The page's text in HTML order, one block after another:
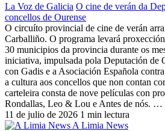
La Voz de Galicia O cine de verán da
concellos de Ourense
O circuíto provincial de cine de verán
Carballiño. O programa levará
30 municipios da provincia durante os
iniciativa, impulsada pola Deputación de
con Gadis e a Asociación Española
a cultura aos concellos que non contan
carteleira consta de nove películas con
Rondallas, Leo & Lou e Antes de nós. …
11 de julio de 2026 1 min lectura
A Limia News